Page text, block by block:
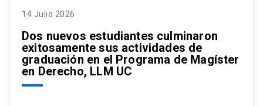
14 Julio 2026
Dos nuevos estudiantes culminaron
exitosamente sus actividades de
graduación en el Programa de Magíster
en Derecho, LLM UC